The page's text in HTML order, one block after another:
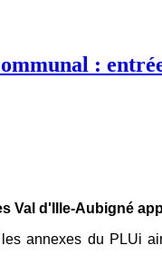
:
Val d'Ille-Aubigné
annexes du PLUi